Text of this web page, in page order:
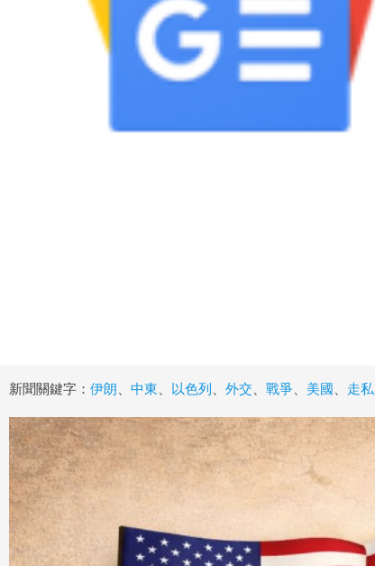
新聞關鍵字： 伊朗、 中東、 以色列 、 外交、 戰爭、 美國、 走私